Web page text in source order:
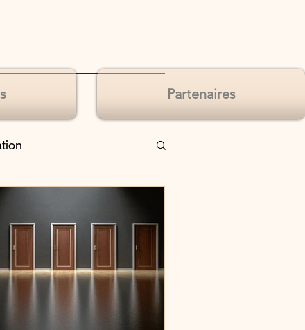
Partenaires